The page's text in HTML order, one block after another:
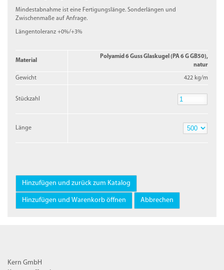
Mindestabnahme ist eine Fertigungslänge. Sonderlängen und
Zwischenmaße auf Anfrage.
Längentoleranz +0%/+3%
Material
Polyamid 6 Guss Glaskugel (PA 6 G GB50),
natur
Gewicht 422 kg/m
Stückzahl
Länge
Kern GmbH